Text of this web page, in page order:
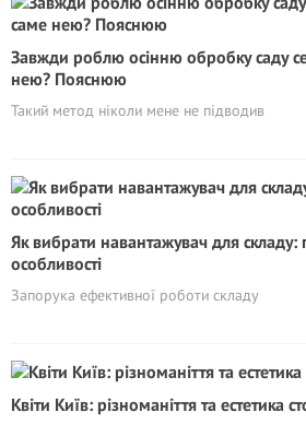
Завжди роблю осінню обробку саду
нею? Пояснюю
Такий метод ніколи мене не підводив
Як вибрати навантажувач для складу:
особливості
Запорука ефективної роботи складу
Квіти Київ: різноманіття та естетика